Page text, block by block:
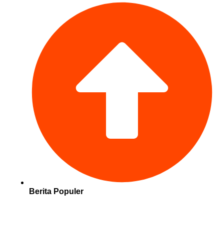
Berita Populer